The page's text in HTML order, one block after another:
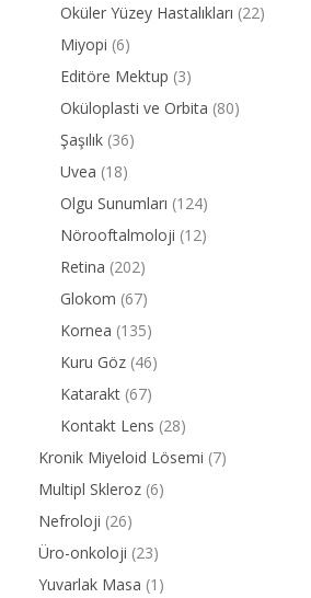
Oküler Yüzey Hastalıkları (22)
Miyopi (6)
Editöre Mektup (3)
Oküloplasti ve Orbita (80)
Şaşılık (36)
Uvea (18)
Olgu Sunumları (124)
Nörooftalmoloji (12)
Retina (202)
Glokom (67)
Kornea (135)
Kuru Göz (46)
Katarakt (67)
Kontakt Lens (28)
Kronik Miyeloid Lösemi (7)
Multipl Skleroz (6)
Nefroloji (26)
Üro-onkoloji (23)
Yuvarlak Masa (1)